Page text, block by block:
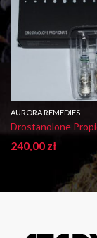
AURORA REMEDIES
240,00 zł